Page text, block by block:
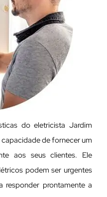
do eletricista Jardim
capacidade de fornecer um
aos seus clientes. Ele
podem ser urgentes
prontamente a